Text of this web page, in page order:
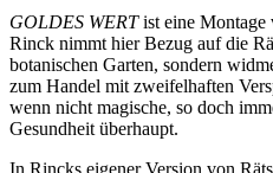
GOLDES WERTist eine Montage
Rinck nimmt hier Bezug auf die
botanischen Garten, sondern
zum Handel mit zweifelhaften
wenn nicht magische, so doch
Gesundheit überhaupt.
In Rincks eigener Version von